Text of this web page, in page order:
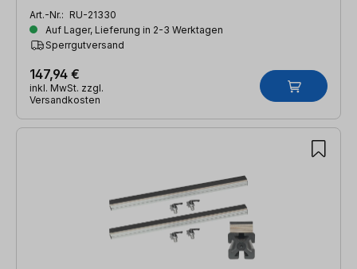
Art.-Nr.: RU-21330
Auf Lager, Lieferung in 2-3 Werktagen
Sperrgutversand
147,94 €
inkl. MwSt. zzgl.
Versandkosten